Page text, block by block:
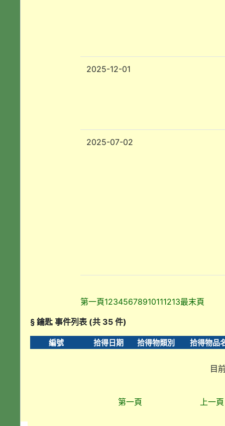
2025-12-01
2025-07-02
第一頁12345678910111213最末頁
§ 鑰匙 事件列表 (共 35 件)
編號 拾得日期 拾得物類別 拾得物品
目
第一頁 上一頁